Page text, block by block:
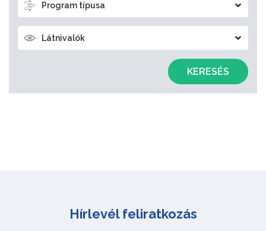
Program típusa
Látnivalók
KERESÉS
Hírlevél feliratkozás